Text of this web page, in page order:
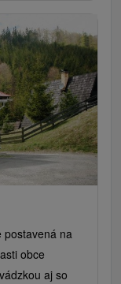
postavená na
obce
aj so